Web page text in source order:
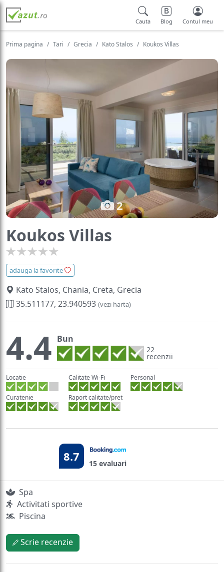
Cauta Blog Contul meu
Prima pagina Tari Grecia Kato Stalos Koukos Villas
2
Koukos Villas
adauga la favorite
Kato Stalos, Chania, Creta, Grecia
35.511177, 23.940593 (vezi harta)
4.4 Bun
22
recenzii
Locatie Calitate Wi-Fi Personal
Curatenie Raport calitate/pret
8.7 15 evaluari
Spa
Activitati sportive
Piscina
Scrie recenzie